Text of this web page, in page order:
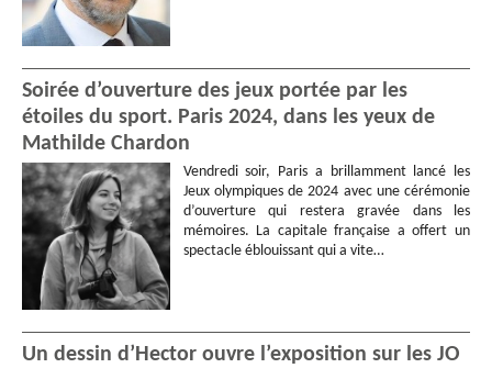
Soirée d’ouverture des jeux portée par les
étoiles du sport. Paris 2024, dans les yeux de
Mathilde Chardon
Vendredi soir, Paris a brillamment lancé les
Jeux olympiques de 2024 avec une cérémonie
d’ouverture qui restera gravée dans les
mémoires. La capitale française a offert un
spectacle éblouissant qui a vite…
Un dessin d’Hector ouvre l’exposition sur les JO